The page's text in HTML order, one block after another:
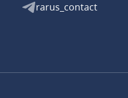
rarus_contact